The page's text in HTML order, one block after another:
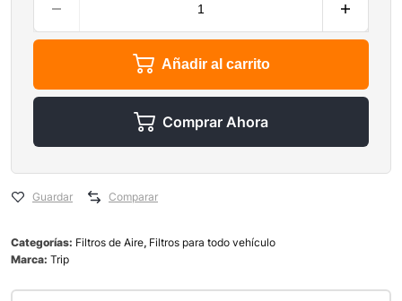
Añadir al carrito
Comprar Ahora
Guardar Comparar
Categorías: Filtros de Aire, Filtros para todo vehículo
Marca: Trip